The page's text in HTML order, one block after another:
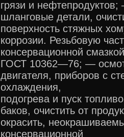
грязи и
шланговые детали,
поверхность стяжных
коррозии. Резьбовую
консервационной
ГОСТ 10362—76; —
двигателя, приборов с
охлаждения,
подогрева и пуск
баков, очистить от
окрасить,
консервационной